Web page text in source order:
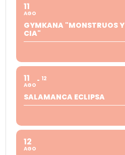
11
AGO
GYMKANA "MONSTRUOS Y
CIA"
11
AGO
12
SALAMANCA ECLIPSA
12
AGO